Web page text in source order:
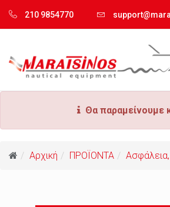
210 9854770
Θα παραμείνουμε
Αρχική ΠΡΟΪΟΝΤΑ